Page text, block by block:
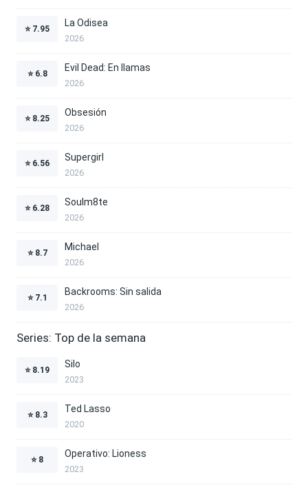
⭐ 7.95
La Odisea
2026
⭐ 6.8
Evil Dead: En llamas
2026
⭐ 8.25
Obsesión
2026
⭐ 6.56
Supergirl
2026
⭐ 6.28
Soulm8te
2026
⭐ 8.7
Michael
2026
⭐ 7.1
Backrooms: Sin salida
2026
Series: Top de la semana
⭐ 8.19
Silo
2023
⭐ 8.3
Ted Lasso
2020
⭐ 8
Operativo: Lioness
2023